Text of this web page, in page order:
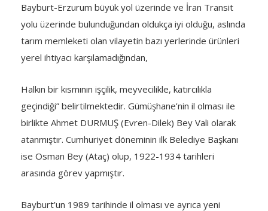
Bayburt-Erzurum büyük yol üzerinde ve İran Transit
yolu üzerinde bulunduğundan oldukça iyi olduğu, aslında
tarım memleketi olan vilayetin bazı yerlerinde ürünleri
yerel ihtiyacı karşılamadığından,
Halkın bir kısmının işçilik, meyvecilikle, katırcılıkla
geçindiği” belirtilmektedir. Gümüşhane’nin il olması ile
birlikte Ahmet DURMUŞ (Evren-Dilek) Bey Vali olarak
atanmıştır. Cumhuriyet döneminin ilk Belediye Başkanı
ise Osman Bey (Ataç) olup, 1922-1934 tarihleri
arasında görev yapmıştır.
Bayburt’un 1989 tarihinde il olması ve ayrıca yeni